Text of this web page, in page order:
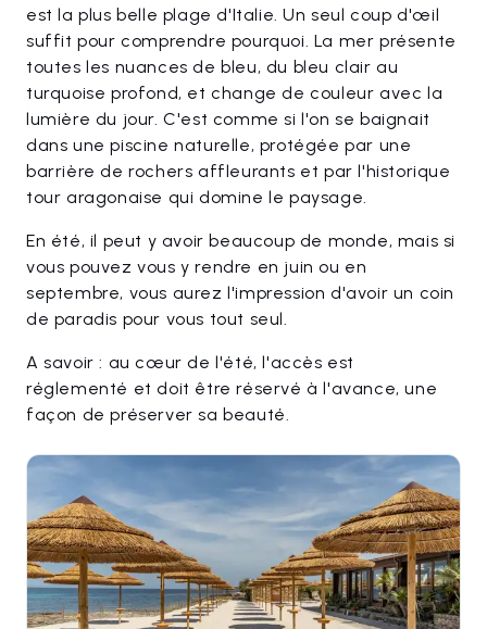
est la plus belle plage d'Italie. Un seul coup d'œil
suffit pour comprendre pourquoi. La mer présente
toutes les nuances de bleu, du bleu clair au
turquoise profond, et change de couleur avec la
lumière du jour. C'est comme si l'on se baignait
dans une piscine naturelle, protégée par une
barrière de rochers affleurants et par l'historique
tour aragonaise qui domine le paysage.
En été, il peut y avoir beaucoup de monde, mais si
vous pouvez vous y rendre en juin ou en
septembre, vous aurez l'impression d'avoir un coin
de paradis pour vous tout seul.
A savoir : au cœur de l'été, l'accès est
réglementé et doit être réservé à l'avance, une
façon de préserver sa beauté.